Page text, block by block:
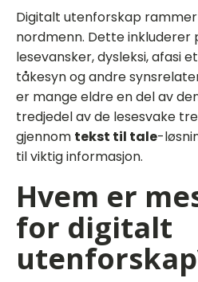
Digitalt utenforskap
nordmenn. Dette inkluderer
lesevansker, dysleksi, afasi
tåkesyn og andre
er mange eldre en del av
tredjedel av de lesesvake
gjennom tekst til tale-
til viktig informasjon.
Hvem er
for digitalt